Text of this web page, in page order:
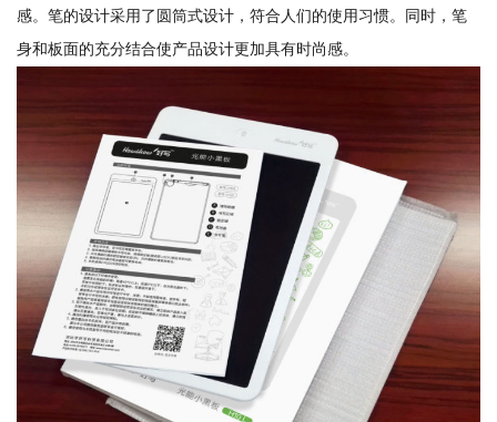
感。笔的设计采用了圆筒式设计，符合人们的使用习惯。同时，笔
身和板面的充分结合使产品设计更加具有时尚感。